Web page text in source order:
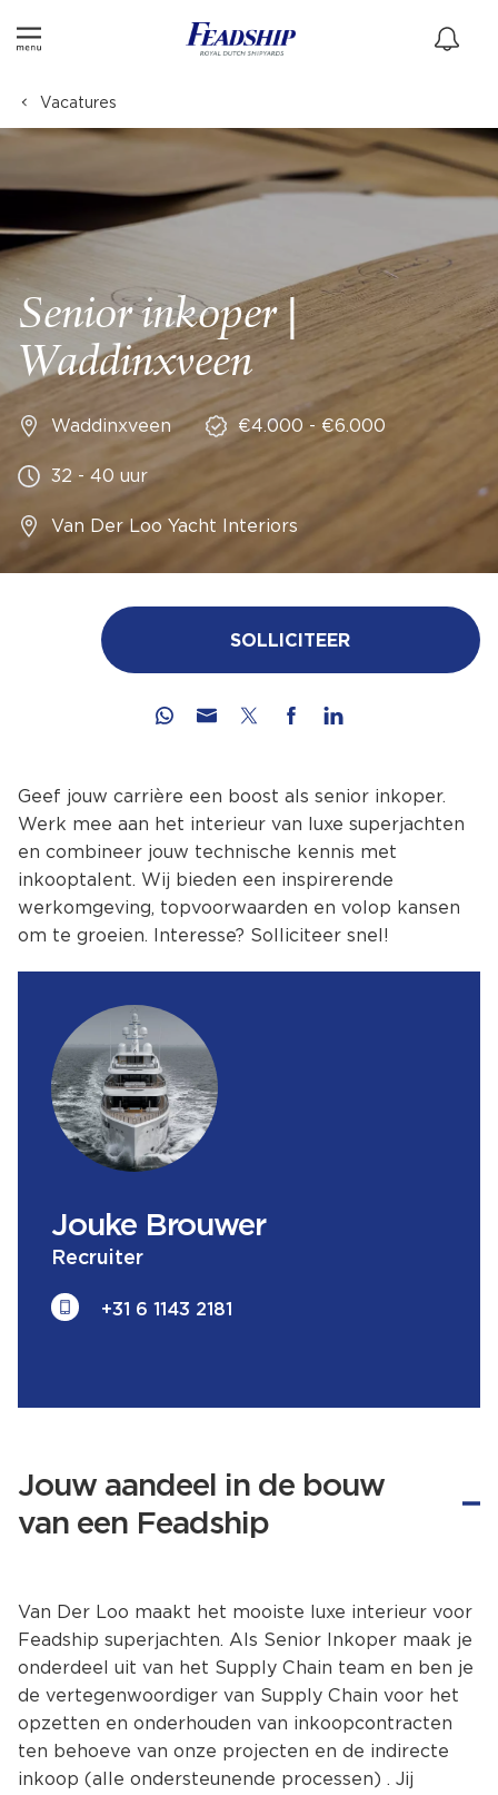
Vacatures
Senior inkoper |
Waddinxveen
Waddinxveen €4.000 - €6.000
32 - 40 uur
Van Der Loo Yacht Interiors
SOLLICITEER
Geef jouw carrière een boost als senior inkoper.
Werk mee aan het interieur van luxe superjachten
en combineer jouw technische kennis met
inkooptalent. Wij bieden een inspirerende
werkomgeving, topvoorwaarden en volop kansen
om te groeien. Interesse? Solliciteer snel!
Jouke Brouwer
Recruiter
+31 6 1143 2181
Jouw aandeel in de bouw
van een Feadship
Van Der Loo maakt het mooiste luxe interieur voor
Feadship superjachten. Als Senior Inkoper maak je
onderdeel uit van het Supply Chain team en ben je
de vertegenwoordiger van Supply Chain voor het
opzetten en onderhouden van inkoopcontracten
ten behoeve van onze projecten en de indirecte
inkoop (alle ondersteunende processen) . Jij